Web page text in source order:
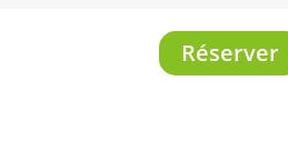
Réserver